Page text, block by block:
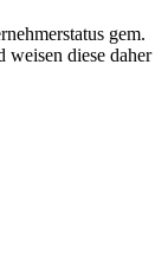
gem.
weisen diese daher